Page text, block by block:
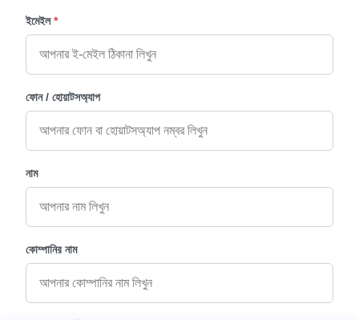
ইমেইল *
ফোন / হোয়াটসঅ্যাপ
নাম
কোম্পানির নাম